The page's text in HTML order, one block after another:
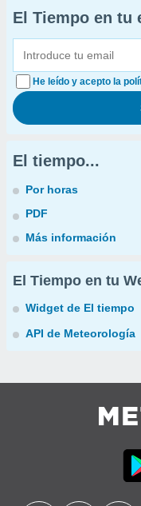
El Tiempo en tu
He leído y acepto la
El tiempo...
Por horas
PDF
Más información
El Tiempo en tu
Widget de El tiempo
API de Meteorología